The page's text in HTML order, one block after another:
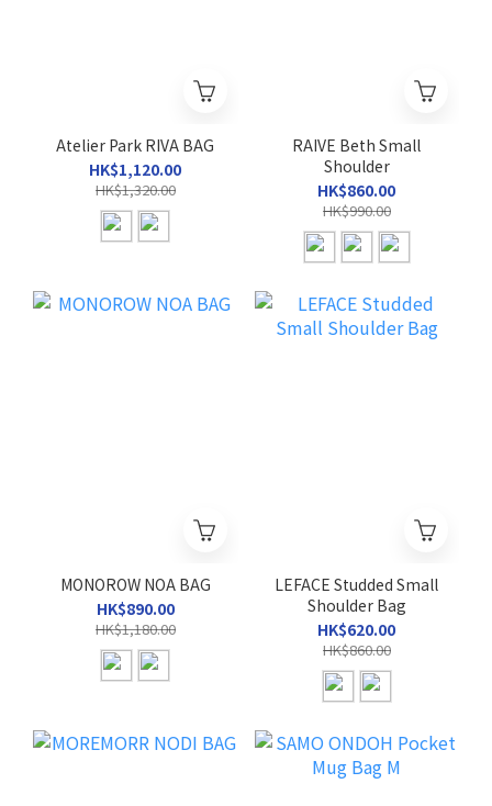
Atelier Park RIVA BAG
HK$1,120.00
HK$1,320.00
RAIVE Beth Small
Shoulder
HK$860.00
HK$990.00
MONOROW NOA BAG
HK$890.00
HK$1,180.00
LEFACE Studded Small
Shoulder Bag
HK$620.00
HK$860.00